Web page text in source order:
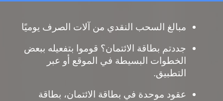
مبالغ السحب النقدي من آلات الصرف يوميًا
جددتم بطاقة الائتمان؟ قوموا بتفعيله ببعض
الخطوات البسيطة في الموقع أو عبر
التطبيق.
عقود موحدة في بطاقة الائتمان، بطاقة